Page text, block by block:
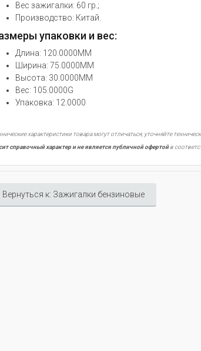
Вес зажигалки: 60 гр.;
Производство: Китай.
упаковки и вес:
Длина: 120.0000MM
Ширина: 75.0000MM
Высота: 30.0000MM
Вес: 105.0000G
Упаковка: 12.0000
характеристики товара могут отличаться, уточняйте
справочный характер и не является публичной офертойв
Вернуться к: Зажигалки бензиновые